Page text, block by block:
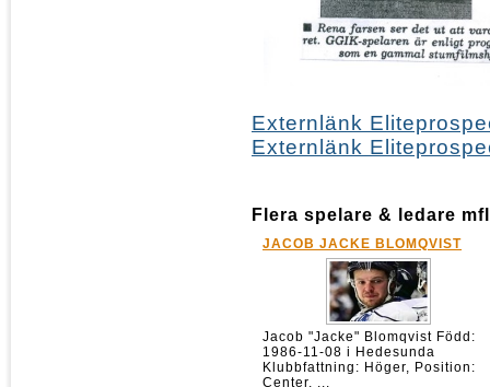
Externlänk
Externlänk
Flera spelare & ledare mfl
JACOB JACKE BLOMQVIST
Jacob "Jacke" Blomqvist Född:
1986-11-08 i Hedesunda
Klubbfattning: Höger, Position:
Center, ...